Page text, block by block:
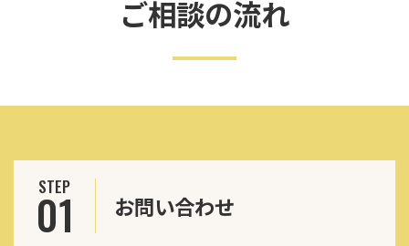
ご相談の流れ
STEP
01 お問い合わせ